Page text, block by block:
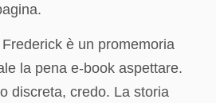
è un promemoria
la pena e-book aspettare.
discreta, credo. La storia